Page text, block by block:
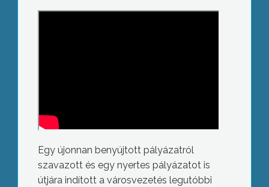
Egy újonnan benyújtott pályázatról
szavazott és egy nyertes pályázatot is
útjára indított a városvezetés legutóbbi